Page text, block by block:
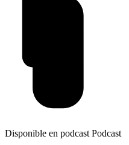
Disponible en podcast Podcast